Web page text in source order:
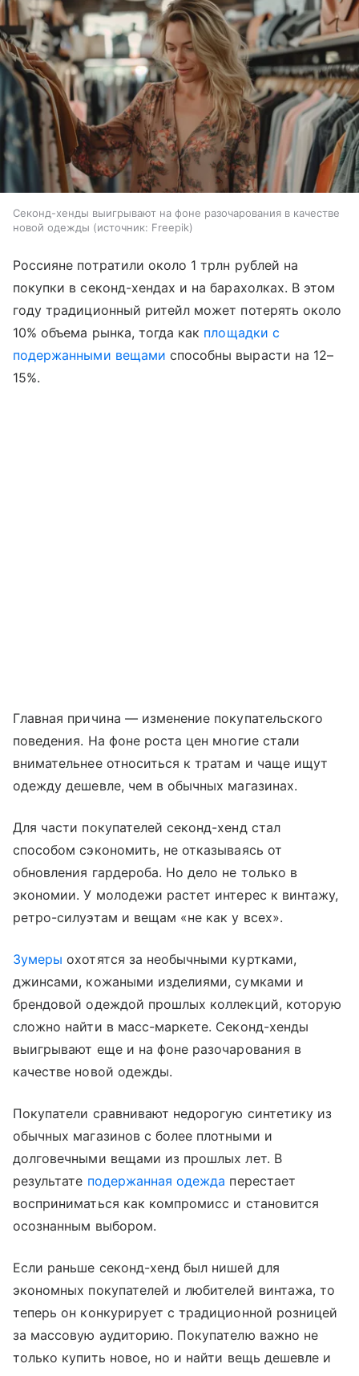
Секонд-хенды выигрывают на фоне разочарования в качестве
новой одежды
источник: Freepik
Россияне потратили около 1 трлн рублей на
покупки в секонд-хендах и на барахолках. В этом
году традиционный ритейл может потерять около
10% объема рынка, тогда как площадки с
подержанными вещами способны вырасти на 12–
15%.
Главная причина — изменение покупательского
поведения. На фоне роста цен многие стали
внимательнее относиться к тратам и чаще ищут
одежду дешевле, чем в обычных магазинах.
Для части покупателей секонд-хенд стал
способом сэкономить, не отказываясь от
обновления гардероба. Но дело не только в
экономии. У молодежи растет интерес к винтажу,
ретро-силуэтам и вещам «не как у всех».
Зумеры охотятся за необычными куртками,
джинсами, кожаными изделиями, сумками и
брендовой одеждой прошлых коллекций, которую
сложно найти в масс-маркете. Секонд-хенды
выигрывают еще и на фоне разочарования в
качестве новой одежды.
Покупатели сравнивают недорогую синтетику из
обычных магазинов с более плотными и
долговечными вещами из прошлых лет. В
результате подержанная одежда перестает
восприниматься как компромисс и становится
осознанным выбором.
Если раньше секонд-хенд был нишей для
экономных покупателей и любителей винтажа, то
теперь он конкурирует с традиционной розницей
за массовую аудиторию. Покупателю важно не
только купить новое, но и найти вещь дешевле и